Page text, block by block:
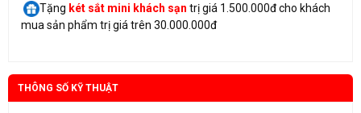
Tặng két sắt mini khách sạn trị giá 1.500.000đ cho khách
mua sản phẩm trị giá trên 30.000.000đ
THÔNG SỐ KỸ THUẬT